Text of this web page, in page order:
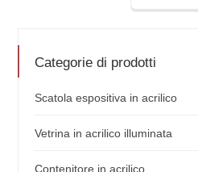
Categorie di prodotti
Scatola espositiva in acrilico
Vetrina in acrilico illuminata
Contenitore in acrilico